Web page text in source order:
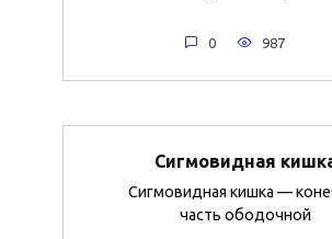
0 987
Сигмовидная
Сигмовидная кишка —
часть ободочной